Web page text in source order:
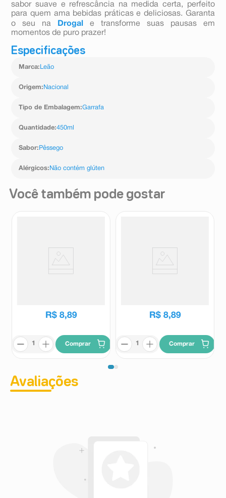
sabor suave e refrescância na medida certa, perfeito
para quem ama bebidas práticas e deliciosas. Garanta
o seu na
Drogal
e transforme suas pausas em
momentos de puro prazer!
Especificações
Marca: Leão
Origem: Nacional
Tipo de Embalagem:Garrafa
Quantidade:450ml
Sabor: Pêssego
Alérgicos: Não contém glúten
Você também pode gostar
R$ 8,89
Comprar
R$ 8,89
Comprar
Avaliações